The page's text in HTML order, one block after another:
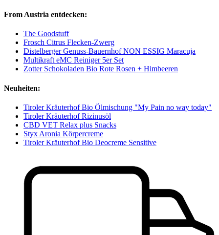
From Austria entdecken:
The Goodstuff
Frosch Citrus Flecken-Zwerg
Distelberger Genuss-Bauernhof NON ESSIG Maracuja
Multikraft eMC Reiniger 5er Set
Zotter Schokoladen Bio Rote Rosen + Himbeeren
Neuheiten:
Tiroler Kräuterhof Bio Ölmischung "My Pain no way today"
Tiroler Kräuterhof Rizinusöl
CBD VET Relax plus Snacks
Styx Aronia Körpercreme
Tiroler Kräuterhof Bio Deocreme Sensitive